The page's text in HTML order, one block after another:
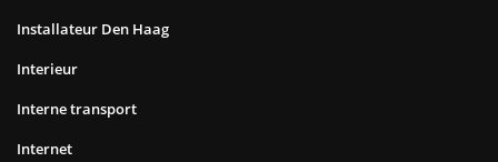
Installateur Den Haag
Interieur
Interne transport
Internet